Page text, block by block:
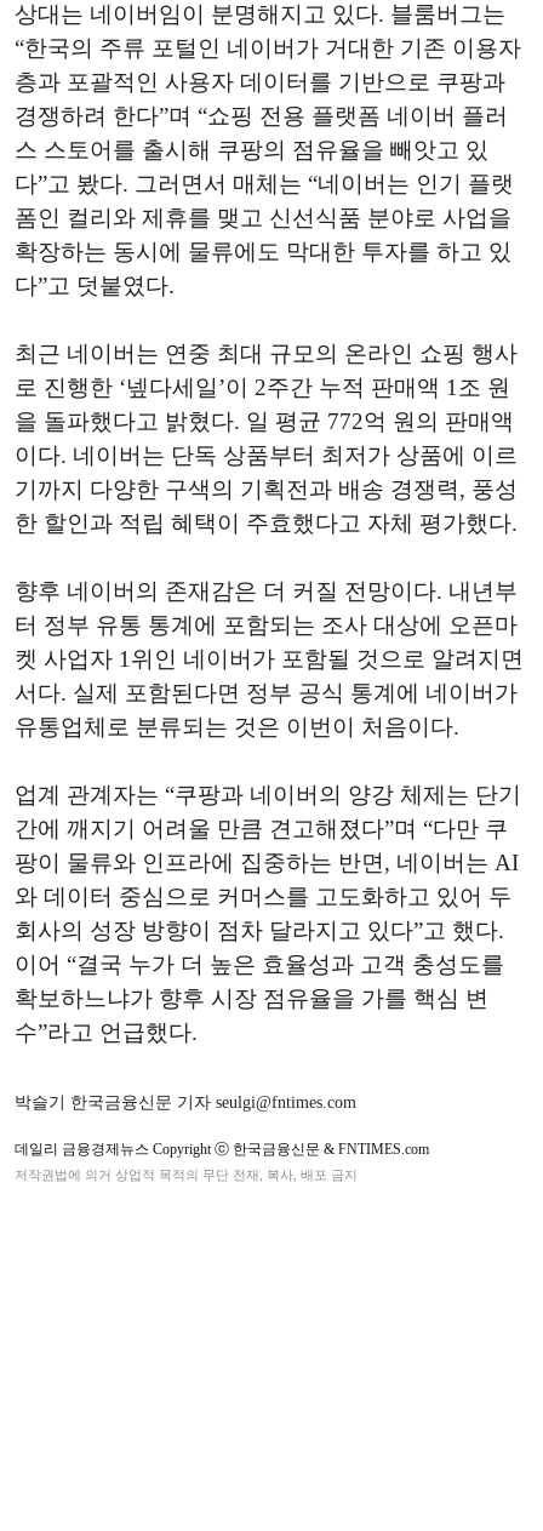
상대는 네이버임이 분명해지고 있다. 블룸버그는
“한국의 주류 포털인 네이버가 거대한 기존 이용자
층과 포괄적인 사용자 데이터를 기반으로 쿠팡과
경쟁하려 한다”며 “쇼핑 전용 플랫폼 네이버 플러
스 스토어를 출시해 쿠팡의 점유율을 빼앗고 있
다”고 봤다. 그러면서 매체는 “네이버는 인기 플랫
폼인 컬리와 제휴를 맺고 신선식품 분야로 사업을
확장하는 동시에 물류에도 막대한 투자를 하고 있
다”고 덧붙였다.
최근 네이버는 연중 최대 규모의 온라인 쇼핑 행사
로 진행한 ‘넾다세일’이 2주간 누적 판매액 1조 원
을 돌파했다고 밝혔다. 일 평균 772억 원의 판매액
이다. 네이버는 단독 상품부터 최저가 상품에 이르
기까지 다양한 구색의 기획전과 배송 경쟁력, 풍성
한 할인과 적립 혜택이 주효했다고 자체 평가했다.
향후 네이버의 존재감은 더 커질 전망이다. 내년부
터 정부 유통 통계에 포함되는 조사 대상에 오픈마
켓 사업자 1위인 네이버가 포함될 것으로 알려지면
서다. 실제 포함된다면 정부 공식 통계에 네이버가
유통업체로 분류되는 것은 이번이 처음이다.
업계 관계자는 “쿠팡과 네이버의 양강 체제는 단기
간에 깨지기 어려울 만큼 견고해졌다”며 “다만 쿠
팡이 물류와 인프라에 집중하는 반면, 네이버는 AI
와 데이터 중심으로 커머스를 고도화하고 있어 두
회사의 성장 방향이 점차 달라지고 있다”고 했다.
이어 “결국 누가 더 높은 효율성과 고객 충성도를
확보하느냐가 향후 시장 점유율을 가를 핵심 변
수”라고 언급했다.
박슬기 한국금융신문 기자 seulgi@fntimes.com
데일리 금융경제뉴스 Copyright ⓒ 한국금융신문 & FNTIMES.com
저작권법에 의거 상업적 목적의 무단 전재, 복사, 배포 금지